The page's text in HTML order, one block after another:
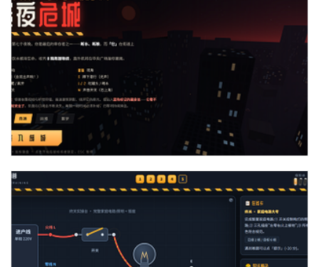
three实现三维末世夜晚寻找食物躲避怪兽游戏代码